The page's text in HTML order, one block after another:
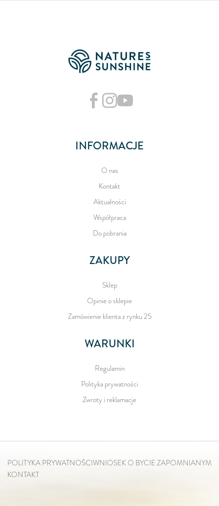
INFORMACJE
O nas
Kontakt
Aktualności
Współpraca
Do pobrania
ZAKUPY
Sklep
Opinie o sklepie
Zamówienie klienta z rynku 25
WARUNKI
Regulamin
Polityka prywatności
Zwroty i reklamacje
POLITYKA PRYWATNOŚCIWNIOSEK O BYCIE ZAPOMNIANYM
KONTAKT